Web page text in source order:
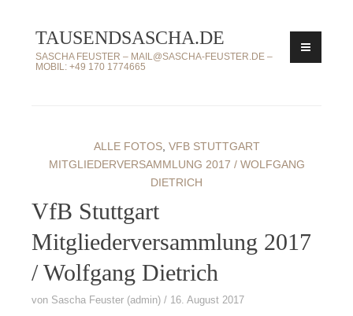
Inhalt
springen
TAUSENDSASCHA.DE
SASCHA FEUSTER – MAIL@SASCHA-FEUSTER.DE –
MOBIL: +49 170 1774665
ALLE FOTOS, VFB STUTTGART
MITGLIEDERVERSAMMLUNG 2017 / WOLFGANG
DIETRICH
VfB Stuttgart
Mitgliederversammlung 2017
/ Wolfgang Dietrich
von Sascha Feuster (admin) 16. August 2017